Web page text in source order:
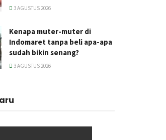
3 AGUSTUS 2026
Kenapa muter-muter di
Indomaret tanpa beli apa-apa
sudah bikin senang?
3 AGUSTUS 2026